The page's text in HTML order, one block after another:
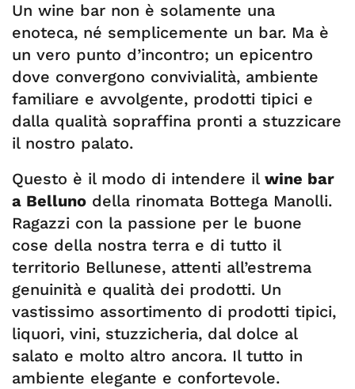
Un wine bar non è solamente una
enoteca, né semplicemente un bar. Ma è
un vero punto d’incontro; un epicentro
dove convergono convivialità, ambiente
familiare e avvolgente, prodotti tipici e
dalla qualità sopraffina pronti a stuzzicare
il nostro palato.
Questo è il modo di intendere il wine bar
a Belluno della rinomata Bottega Manolli.
Ragazzi con la passione per le buone
cose della nostra terra e di tutto il
territorio Bellunese, attenti all’estrema
genuinità e qualità dei prodotti. Un
vastissimo assortimento di prodotti tipici,
liquori, vini, stuzzicheria, dal dolce al
salato e molto altro ancora. Il tutto in
ambiente elegante e confortevole.